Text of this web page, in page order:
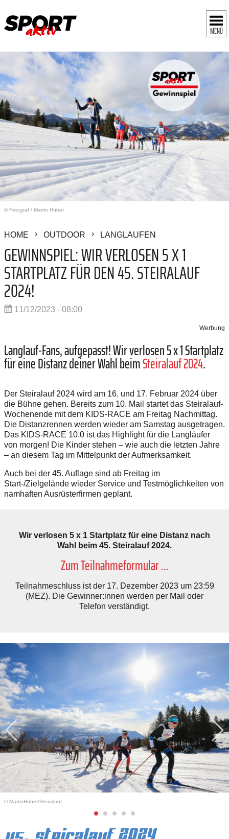
MENÜ
© Fotograf / Martin Huber
HOME OUTDOOR LANGLAUFEN
GEWINNSPIEL: WIR VERLOSEN 5 X 1
STARTPLATZ FÜR DEN 45. STEIRALAUF
2024!
11/12/2023 - 08:00
Werbung
Langlauf-Fans, aufgepasst! Wir verlosen 5 x 1 Startplatz
für eine Distanz deiner Wahl beimSteiralauf 2024.
Der Steiralauf 2024 wird am 16. und 17. Februar 2024 über
die Bühne gehen. Bereits zum 10. Mail startet das Steiralauf-
Wochenende mit dem KIDS-RACE am Freitag Nachmittag.
Die Distanzrennen werden wieder am Samstag ausgetragen.
Das KIDS-RACE 10.0 ist das Highlight für die Langläufer
von morgen! Die Kinder stehen – wie auch die letzten Jahre
– an diesem Tag im Mittelpunkt der Aufmerksamkeit.
Auch bei der 45. Auflage sind ab Freitag im
Start-/Zielgelände wieder Service und Testmöglichkeiten von
namhaften Ausrüsterfirmen geplant.
Wir verlosen 5 x 1 Startplatz für eine Distanz nach
Wahl beim 45. Steiralauf 2024.
Zum Teilnahmeformular ...
Teilnahmeschluss ist der 17. Dezember 2023 um 23:59
(MEZ). Die Gewinner:innen werden per Mail oder
Telefon verständigt.
© MartinHuber/Steiralauf